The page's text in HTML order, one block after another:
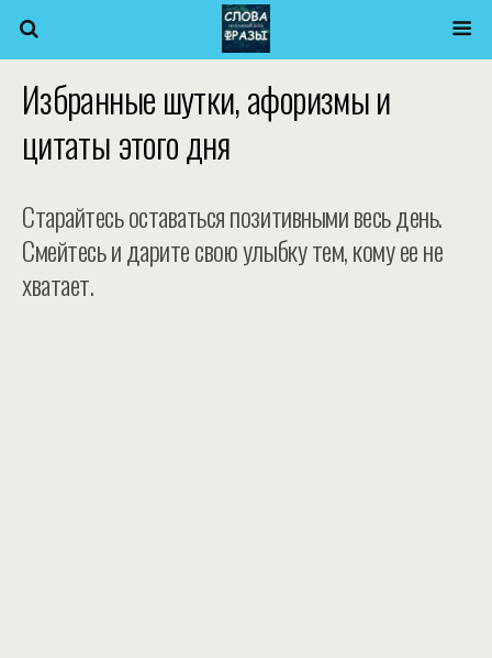
Избранные шутки, афоризмы и
цитаты этого дня
Старайтесь оставаться позитивными весь день.
Смейтесь и дарите свою улыбку тем, кому ее не
хватает.